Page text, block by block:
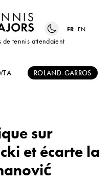
de tennis attendaient
FR EN
ROLAND-GARROS
sur
et écarte la